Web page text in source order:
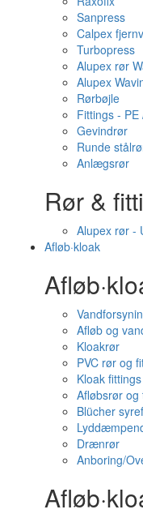
Sanpress
Calpex
Turbopress
Alupex rør
Alupex
Rørbøjle
Fittings - PE
Gevindrør
Runde
Anlægsrør
Rør &
Alupex rør -
Afløb·kloak
Afløb og
Kloakrør
PVC rør og
Kloak fittings
Afløbsrør og
Blücher
Drænrør
Anboring/